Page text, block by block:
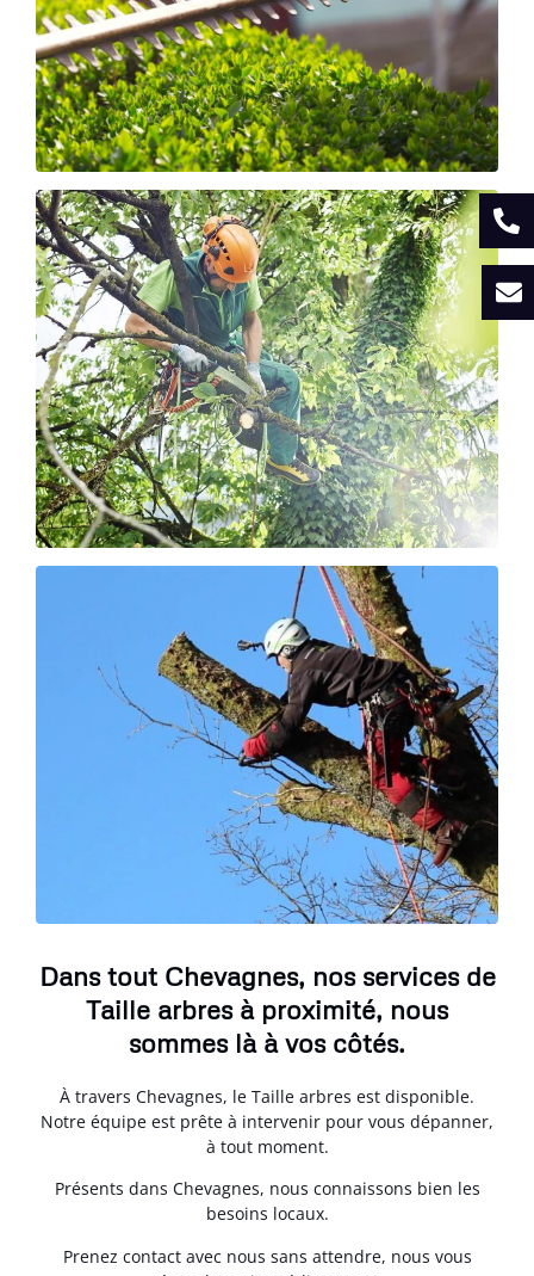
Dans tout Chevagnes, nos services de
Taille arbres à proximité, nous
sommes là à vos côtés.
À travers Chevagnes, le Taille arbres est disponible.
Notre équipe est prête à intervenir pour vous dépanner,
à tout moment.
Présents dans Chevagnes, nous connaissons bien les
besoins locaux.
Prenez contact avec nous sans attendre, nous vous